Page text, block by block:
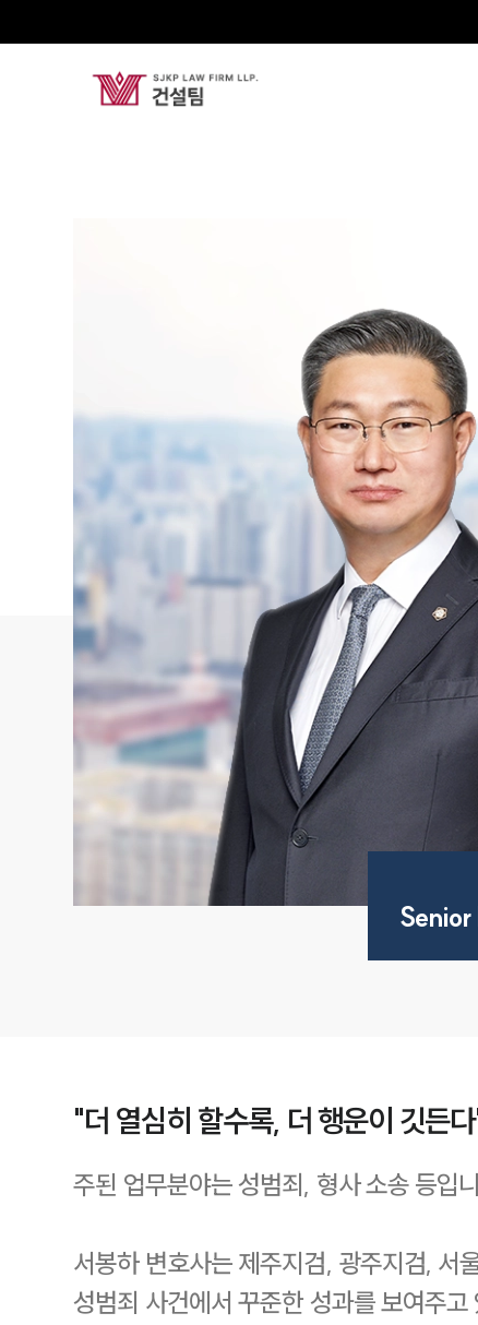
"더 열심히 할수록, 더 행운이 깃든
주된 업무분야는 성범죄, 형사 소송 등입
서봉하 변호사는 제주지검, 광주지검, 서
성범죄 사건에서 꾸준한 성과를 보여주고